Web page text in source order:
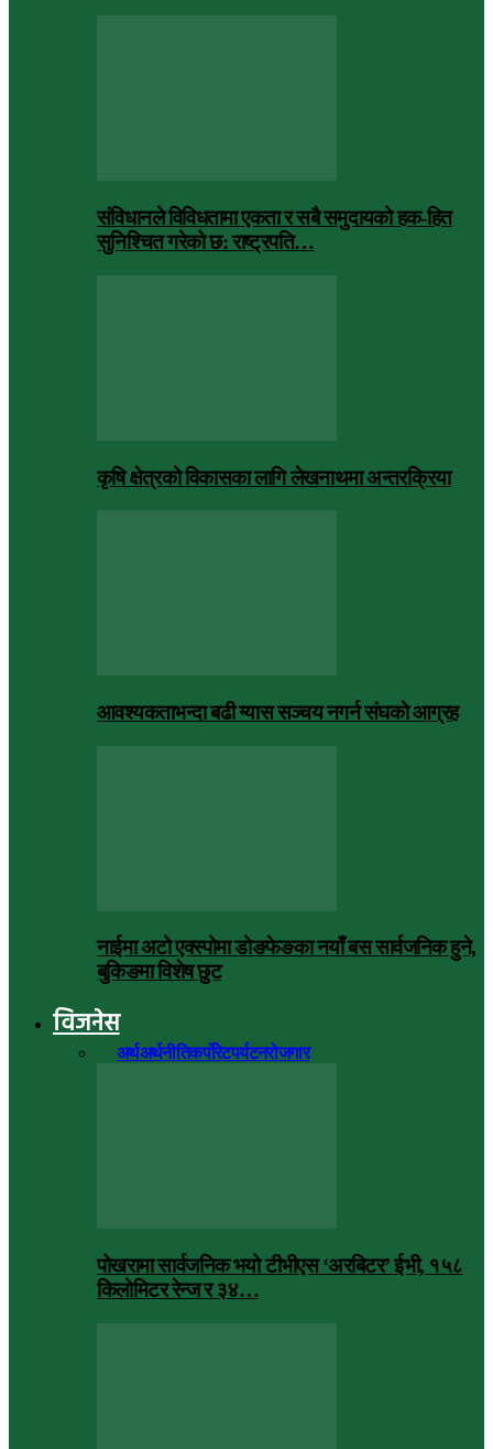
संविधानले विविधतामा एकता र सबै समुदायको हक-हित
सुनिश्चित गरेको छ: राष्ट्रपति…
कृषि क्षेत्रको विकासका लागि लेखनाथमा अन्तरक्रिया
आवश्यकताभन्दा बढी ग्यास सञ्चय नगर्न संघकाे आग्रह
नाईमा अटो एक्स्पोमा डोङफेङका नयाँ बस सार्वजनिक हुने,
बुकिङमा विशेष छुट
विजनेस
अर्थअर्थनीतिकर्पोरेटपर्यटनरोजगार
पोखरामा सार्वजनिक भयो टीभीएस ‘अरबिटर’ ईभी, १५८
किलोमिटर रेन्ज र ३४…